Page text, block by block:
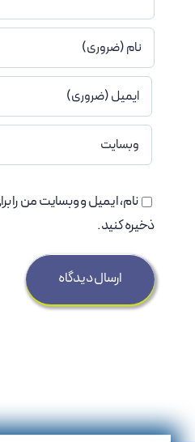
نام، ایمیل و وبسایت من را
ذخیره کنید.